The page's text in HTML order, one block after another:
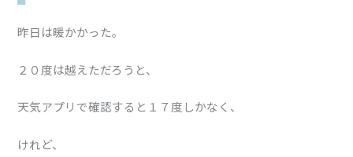
昨日は暖かかった。
２０度は越えただろうと、
天気アプリで確認すると１７度しかなく、
けれど、